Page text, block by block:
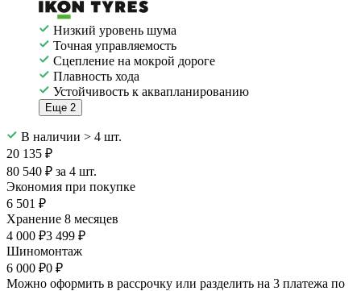
Низкий уровень шума
Точная управляемость
Сцепление на мокрой дороге
Плавность хода
Устойчивость к аквапланированию
Еще 2
В наличии > 4 шт.
20 135 ₽
80 540 ₽ за 4 шт.
Экономия при покупке
6 501 ₽
Хранение 8 месяцев
4 000 ₽3 499 ₽
Шиномонтаж
6 000 ₽0 ₽
Можно оформить в рассрочку или разделить на 3 платежа по